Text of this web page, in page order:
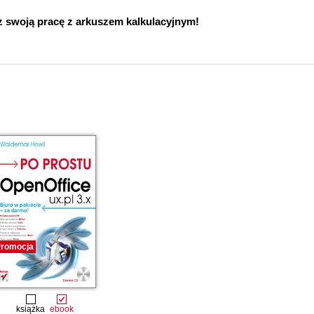
pracę z arkuszem kalkulacyjnym!
książka ebook